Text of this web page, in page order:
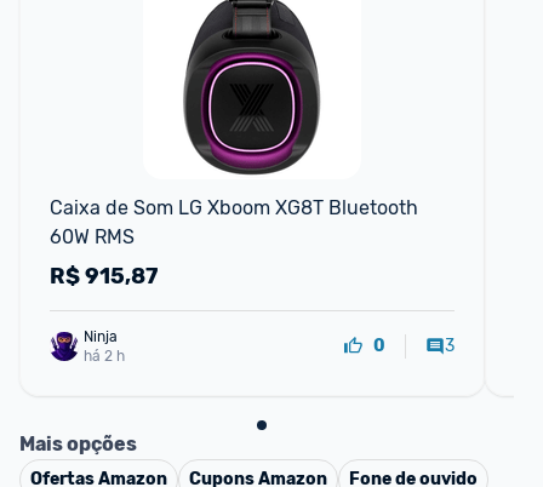
Caixa de Som LG Xboom XG8T Bluetooth
60W RMS
R$915,87
há 2 h
0 3
Mais opções
OfertasAmazon CuponsAmazon
Fone de ouvido